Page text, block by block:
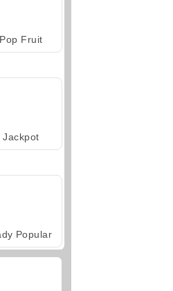
Pop Fruit
Jackpot
Popular